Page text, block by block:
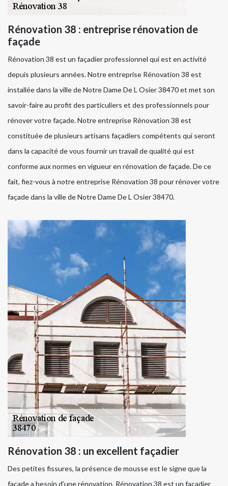
Rénovation 38 : entreprise rénovation de
façade
Rénovation 38 est un façadier professionnel qui est en activité
depuis plusieurs années. Notre entreprise Rénovation 38 est
installée dans la ville de Notre Dame De L Osier 38470 et met son
savoir-faire au profit des particuliers et des professionnels pour
rénover votre façade. Notre entreprise Rénovation 38 est
constituée de plusieurs artisans façadiers compétents qui seront
dans la capacité de vous fournir un travail de qualité qui est
conforme aux normes en vigueur en rénovation de façade. De ce
fait, fiez-vous à notre entreprise Rénovation 38 pour rénover votre
façade dans la ville de Notre Dame De L Osier 38470.
Rénovation 38 : un excellent façadier
Des petites fissures, la présence de mousse est le signe que la
façade a besoin d’une rénovation. Rénovation 38 est un façadier